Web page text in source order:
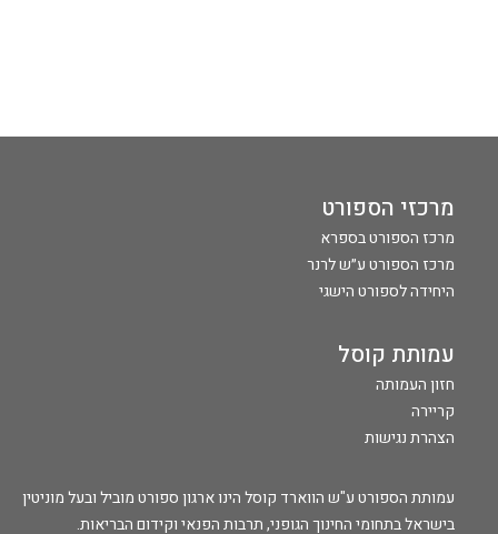
מרכזי הספורט
מרכז הספורט בספרא
מרכז הספורט ע״ש לרנר
היחידה לספורט הישגי
עמותת קוסל
חזון העמותה
קריירה
הצהרת נגישות
עמותת הספורט ע"ש הווארד קוסל הינו ארגון ספורט מוביל ובעל מוניטין
בישראל בתחומי החינוך הגופני, תרבות הפנאי וקידום הבריאות.